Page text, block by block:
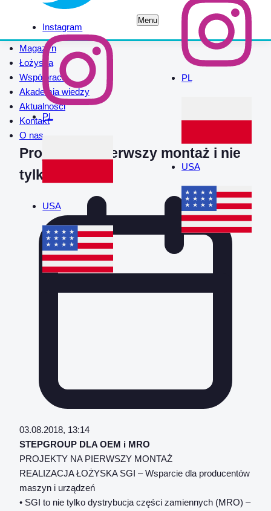
Instagram
PL
USA
Menu
PL
USA
Magazyn
Łożyska
Współpraca
Akademia wiedzy
Aktualności
Kontakt
O nas
Projekty na pierwszy montaż i nie
tylko
03.08.2018, 13:14
STEPGROUP DLA OEM i MRO
PROJEKTY NA PIERWSZY MONTAŻ
REALIZACJA ŁOŻYSKA SGI – Wsparcie dla producentów
maszyn i urządzeń
• SGI to nie tylko dystrybucja części zamiennych (MRO) –